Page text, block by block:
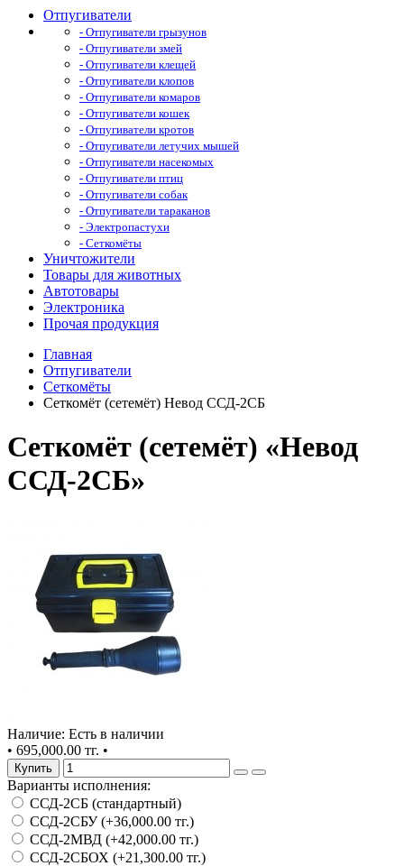
Отпугиватели
- Отпугиватели грызунов
- Отпугиватели змей
- Отпугиватели клещей
- Отпугиватели клопов
- Отпугиватели комаров
- Отпугиватели кошек
- Отпугиватели кротов
- Отпугиватели летучих мышей
- Отпугиватели насекомых
- Отпугиватели птиц
- Отпугиватели собак
- Отпугиватели тараканов
- Электропастухи
- Сеткомёты
Уничтожители
Товары для животных
Автотовары
Электроника
Прочая продукция
Главная
Отпугиватели
Сеткомёты
Сеткомёт (сетемёт) Невод ССД-2СБ
Сеткомёт (сетемёт) «Невод
ССД-2СБ»
Наличие: Есть в наличии
• 695,000.00 тг. •
Купить
Варианты исполнения:
ССД-2СБ (стандартный)
ССД-2СБУ (+36,000.00 тг.)
ССД-2МВД (+42,000.00 тг.)
ССД-2СБОХ (+21,300.00 тг.)